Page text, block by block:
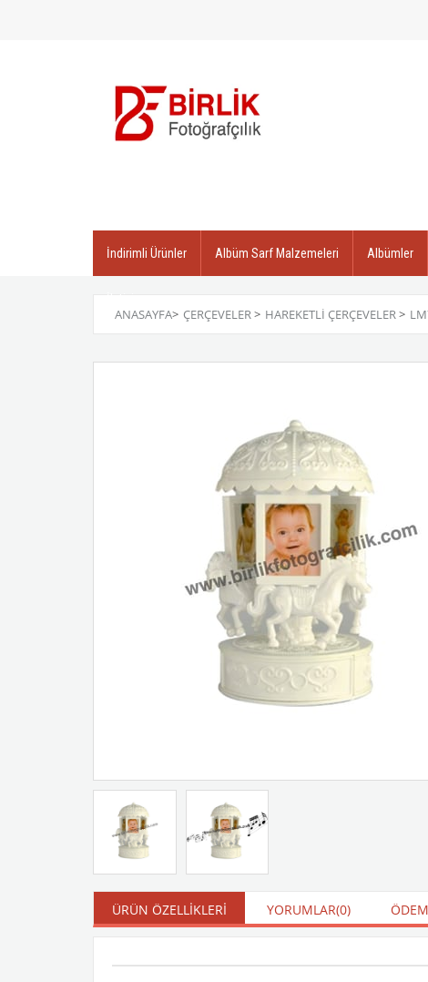
İndirimli Ürünler Albüm Sarf Malzemeleri Albümler
ANASAYFA> ÇERÇEVELER> HAREKETLI ÇERÇEVELER>
ÜRÜN ÖZELLIKLERI YORUMLAR(0)